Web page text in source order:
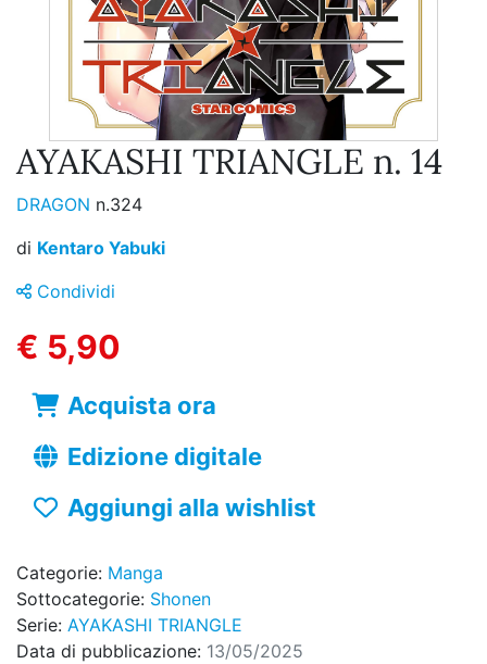
AYAKASHI TRIANGLE n. 14
DRAGON n.324
di Kentaro Yabuki
Condividi
€ 5,90
Acquista ora
Edizione digitale
Aggiungi alla wishlist
Categorie: Manga
Sottocategorie: Shonen
Serie: AYAKASHI TRIANGLE
Data di pubblicazione: 13/05/2025